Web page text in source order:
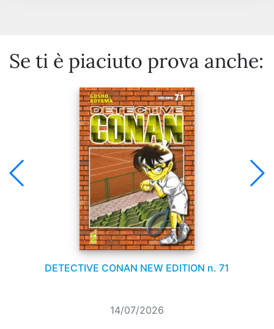
Se ti è piaciuto prova anche:
DETECTIVE CONAN NEW EDITION n. 71
14/07/2026